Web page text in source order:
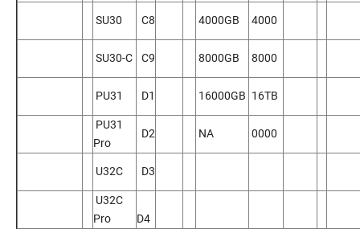
SU30 C8 4000GB 4000
SU30-C C9 8000GB 8000
PU31 D1 16000GB 16TB
PU31
Pro
D2 NA 0000
U32C D3
U32C
Pro
D4